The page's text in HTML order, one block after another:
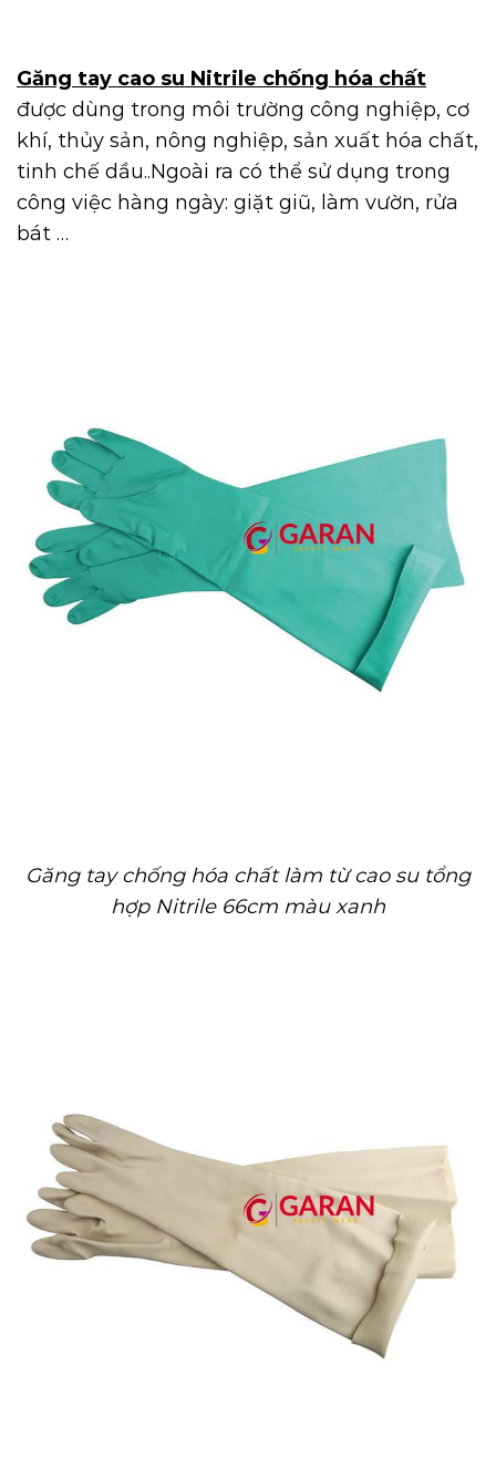
Găng tay cao su Nitrile chống hóa chất
được dùng trong môi trường công nghiệp, cơ
khí, thủy sản, nông nghiệp, sản xuất hóa chất,
tinh chế dầu..Ngoài ra có thể sử dụng trong
công việc hàng ngày: giặt giũ, làm vườn, rửa
bát …
Găng tay chống hóa chất làm từ cao su tổng
hợp Nitrile 66cm màu xanh